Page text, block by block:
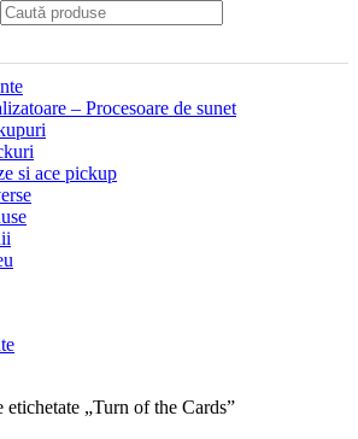
– Procesoare de sunet
si ace pickup
etichetate „Turn of the Cards”